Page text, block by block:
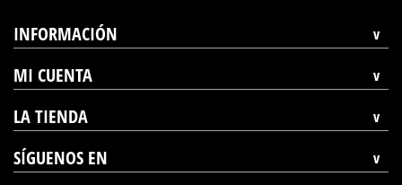
INFORMACIÓN
MI CUENTA
LA TIENDA
SÍGUENOS EN